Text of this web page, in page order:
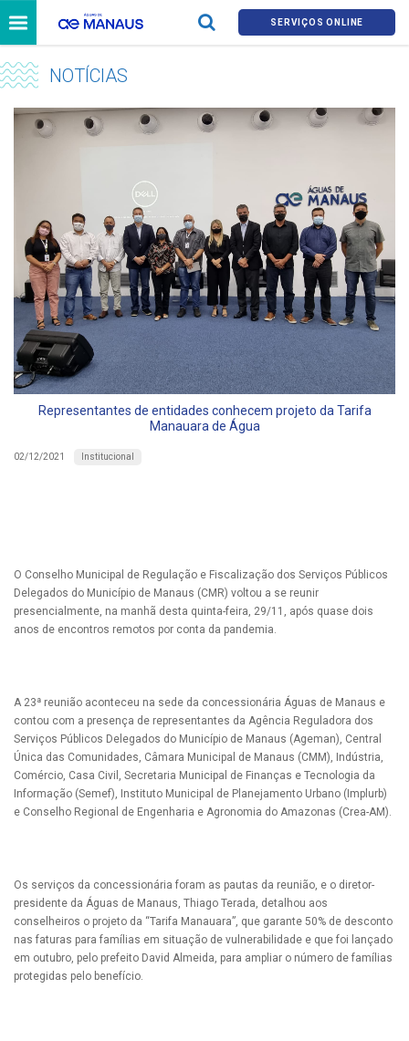
SERVIÇOS ONLINE
NOTÍCIAS
Representantes de entidades conhecem projeto da Tarifa
Manauara de Água
02/12/2021 Institucional
O Conselho Municipal de Regulação e Fiscalização dos Serviços Públicos
Delegados do Município de Manaus (CMR) voltou a se reunir
presencialmente, na manhã desta quinta-feira, 29/11, após quase dois
anos de encontros remotos por conta da pandemia.
A 23ª reunião aconteceu na sede da concessionária Águas de Manaus e
contou com a presença de representantes da Agência Reguladora dos
Serviços Públicos Delegados do Município de Manaus (Ageman), Central
Única das Comunidades, Câmara Municipal de Manaus (CMM), Indústria,
Comércio, Casa Civil, Secretaria Municipal de Finanças e Tecnologia da
Informação (Semef), Instituto Municipal de Planejamento Urbano (Implurb)
e Conselho Regional de Engenharia e Agronomia do Amazonas (Crea-AM).
Os serviços da concessionária foram as pautas da reunião, e o diretor-
presidente da Águas de Manaus, Thiago Terada, detalhou aos
conselheiros o projeto da “Tarifa Manauara”, que garante 50% de desconto
nas faturas para famílias em situação de vulnerabilidade e que foi lançado
em outubro, pelo prefeito David Almeida, para ampliar o número de famílias
protegidas pelo benefício.